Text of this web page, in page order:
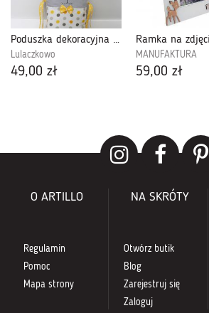
Poduszka dekoracyjna króliczek żółto-szary
Lulaczkowo
49,00 zł
MANUFAKTURA
59,00 zł
O ARTILLO
Regulamin
Pomoc
Mapa strony
NA SKRÓTY
Otwórz butik
Blog
Zarejestruj się
Zaloguj